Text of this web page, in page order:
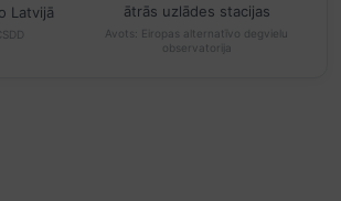
Latvijā ātrās uzlādes stacijas
Avots: Eiropas alternatīvo degvielu
observatorija